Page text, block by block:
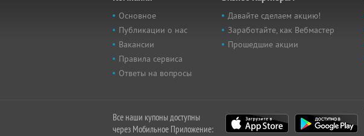
Основное
Публикации о нас
Вакансии
Правила сервиса
Ответы на вопросы
Давайте сделаем акцию!
Заработайте, как Вебмастер
Прошедшие акции
Все наши купоны доступны
через Мобильное Приложение: